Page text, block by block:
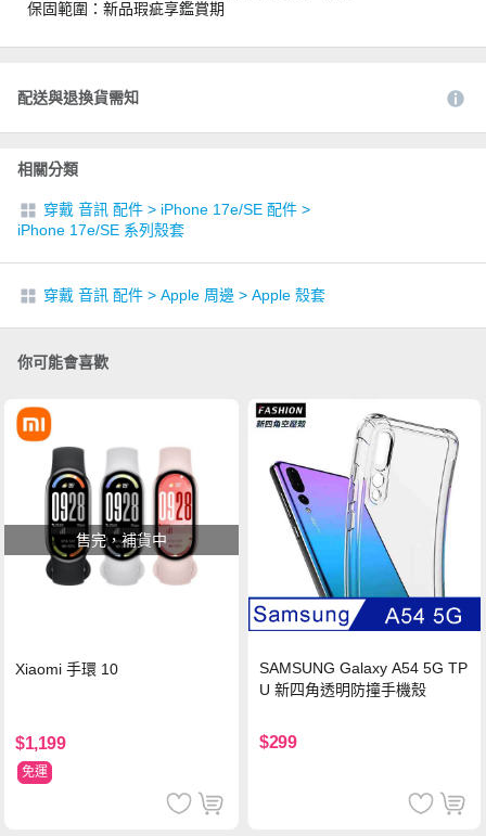
保固範圍：新品瑕疵享鑑賞期
配送與退換貨需知
相關分類
穿戴 音訊 配件 > iPhone 17e/SE 配件 >
iPhone 17e/SE 系列殼套
穿戴 音訊 配件 > Apple 周邊 > Apple 殼套
你可能會喜歡
售完，補貨中
Xiaomi 手環 10
$1,199
免運
SAMSUNG Galaxy A54 5G TP
U 新四角透明防撞手機殼
$299